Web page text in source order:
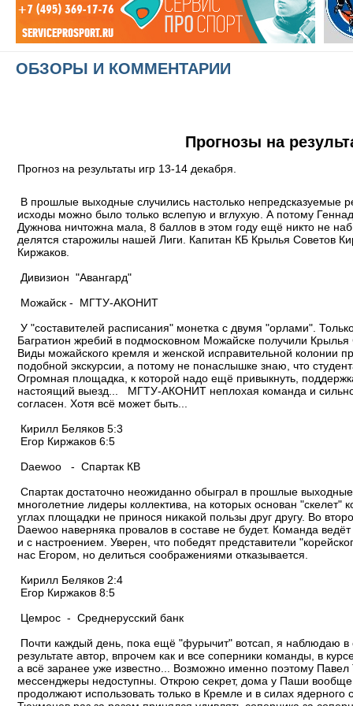
ОБЗОРЫ И КОММЕНТАРИИ
Прогнозы на
Прогноз на результаты игр 13-14 декабря.
В прошлые выходные случились настолько непредсказуемые
исходы можно было только вслепую и вглухую. А потому
Дужнова ничтожна мала, 8 баллов в этом году ещё никто не
делятся старожилы нашей Лиги. Капитан КБ Крылья Советов
Киржаков.
Дивизион "Авангард"
Можайск - МГТУ-АКОНИТ
У "составителей расписания" монетка с двумя "орлами".
Багратион жребий в подмосковном Можайске получили
Виды можайского кремля и женской исправительной колонии
подобной экскурсии, а потому не понаслышке знаю, что
Огромная площадка, к которой надо ещё привыкнуть,
настоящий выезд... МГТУ-АКОНИТ неплохая команда и
согласен. Хотя всё может быть...
Кирилл Беляков 5:3
Егор Киржаков 6:5
Daewoo - Спартак КВ
Спартак достаточно неожиданно обыграл в прошлые
многолетние лидеры коллектива, на которых основан
углах площадки не принося никакой пользы друг другу. Во
Daewoo наверняка провалов в составе не будет. Команда
и с настроением. Уверен, что победят представители
нас Егором, но делиться соображениями отказывается.
Кирилл Беляков 2:4
Егор Киржаков 8:5
Цемрос - Среднерусский банк
Почти каждый день, пока ещё "фурычит" вотсап, я наблюдаю
результате автор, впрочем как и все соперники команды, в
а всё заранее уже известно... Возможно именно поэтому
мессенджеры недоступны. Открою секрет, дома у Паши
продолжают использовать только в Кремле и в силах